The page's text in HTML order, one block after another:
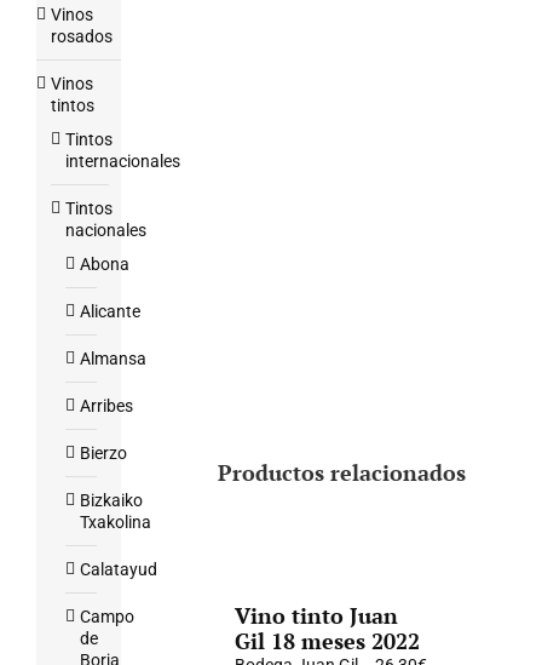
Productos relacionados
Vino tinto Juan
Gil 18 meses 2022
Vinos
rosados
Vinos
tintos
Tintos
internacionales
Tintos
nacionales
Abona
Alicante
Almansa
Arribes
Bierzo
Bizkaiko
Txakolina
Calatayud
Campo
de
Borja